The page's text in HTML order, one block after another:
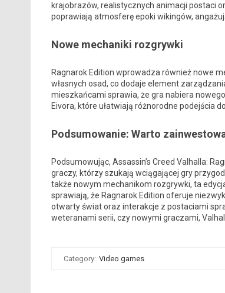
krajobrazów, realistycznych animacji postaci
poprawiają atmosferę epoki wikingów,
Nowe mechaniki rozgrywki
Ragnarok Edition wprowadza również nowe
własnych osad, co dodaje element
mieszkańcami sprawia, że gra nabiera
Eivora, które ułatwiają różnorodne podejścia
Podsumowanie: Warto
Podsumowując, Assassin’s Creed Valhalla:
graczy, którzy szukają wciągającej gry
także nowym mechanikom rozgrywki, ta
sprawiają, że Ragnarok Edition oferuje
otwarty świat oraz interakcje z postaciami
weteranami serii, czy nowymi graczami,
Category: Video games